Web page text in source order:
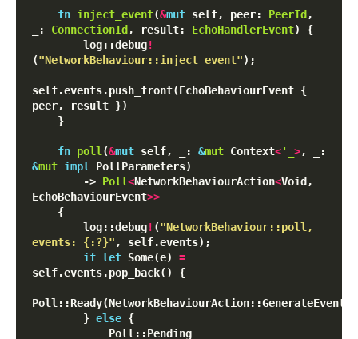
fn inject_event(&mut self, peer: PeerId ,
_: ConnectionId , result: EchoHandlerEvent) {
        log::debug
!
("NetworkBehaviour::inject_event");
self.events.push_front(EchoBehaviourEvent {
peer, result })
fn poll(&mut self, _: &mut Context<'_ >
&mut impl PollParameters)
        ->
Poll<NetworkBehaviourAction<Void,
EchoBehaviourEvent>>
        log::debug
! ("NetworkBehaviour::poll,
events: {:?}" , self.events);
if let Some(e) =
self.events.pop_back() {
        }
else {